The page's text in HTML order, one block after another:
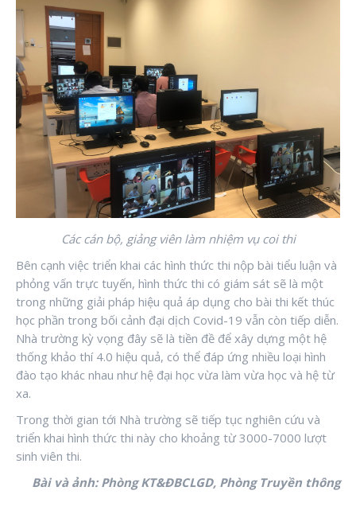
Các cán bộ, giảng viên làm nhiệm vụ coi thi
Bên cạnh việc triển khai các hình thức thi nộp bài tiểu luận và
phỏng vấn trực tuyến, hình thức thi có giám sát sẽ là một
trong những giải pháp hiệu quả áp dụng cho bài thi kết thúc
học phần trong bối cảnh đại dịch Covid-19 vẫn còn tiếp diễn.
Nhà trường kỳ vọng đây sẽ là tiền đề để xây dựng một hệ
thống khảo thí 4.0 hiệu quả, có thể đáp ứng nhiều loại hình
đào tạo khác nhau như hệ đại học vừa làm vừa học và hệ từ
xa.
Trong thời gian tới Nhà trường sẽ tiếp tục nghiên cứu và
triển khai hình thức thi này cho khoảng từ 3000-7000 lượt
sinh viên thi.
Bài và ảnh: Phòng KT&ĐBCLGD, Phòng Truyền thông